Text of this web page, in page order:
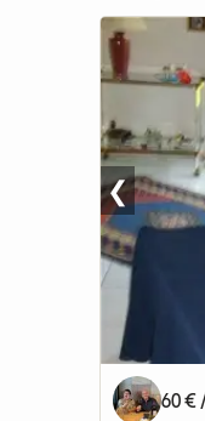
❮
60 €